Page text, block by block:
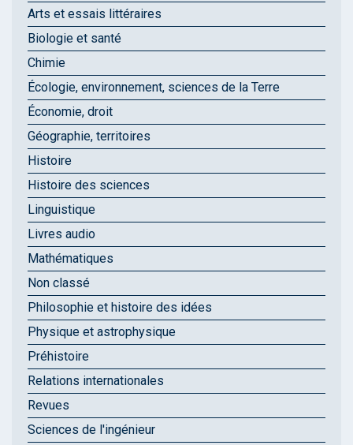
Arts et essais littéraires
Biologie et santé
Chimie
Écologie, environnement, sciences de la Terre
Économie, droit
Géographie, territoires
Histoire
Histoire des sciences
Linguistique
Livres audio
Mathématiques
Non classé
Philosophie et histoire des idées
Physique et astrophysique
Préhistoire
Relations internationales
Revues
Sciences de l'ingénieur